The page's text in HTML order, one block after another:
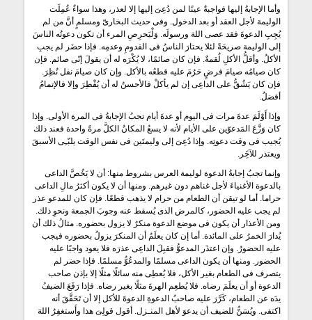
وأما الإجابةُ إليها فواجبةٌ عينًا لمن دُعِىَ إليها إلا لعذر، وهذا سواءٌ عُمِلَت
الوليمة لأجل العقد أو بعد الدخول. وفى حديث البخارىّ ومسلمٍ أنَّ من لم
يُجِبِ الدعوةَ فقد عصى اللهَ ورسولَه. وَلْيَحرِصِ المرء أن تكون دعوتُه الناسَ
إلى الوليمة صريحَةً لئلا يحتارَ الناسُ فى القدومِ وعدمِه. فإذا حضَر لم يجبِ
الأكلُ. وأقلُّ الأكلِ لُقمةٌ. فإن كان صائمًا، لا يُكْرَه له أن يقولَ إنّى صائم. فإن
كان صيامُه صيامَ فرضٍ حَرُمَ عليه قطعُه بالأكل. وإن كان صيامَ نفل نُظِرَ.
فإن كان يَشُقُّ على الداعِى إن لم يأكلْ فالأحسنُ له أن يُفْطِرَ وإلا فالإتمامُ
أفضلُ.
وإذا أَوْلَمَ عدةَ مرات فى اليوم أو عدةَ أيام تجبُ الإجابةُ فى المرة الأولى. وإذا
كان وَزَّعَ المَدعوّين على الأيام لأنه لا يسعُ المكانُ الكلَّ مرةً واحدة فعند ذلك
يُجيب فى وقت دعوتِه. وإذا دُعِىَ إلى وليمتَين فى نفس الوقت يلبّـِى الأسبقَ
ويعتذر للآخَِر.
وإنما تجبُ إجابةُ الدعوة لوليمة العرس بشروط منها: أن لا يَخُصَّ الداعى
بالدعوة الأغنياءَ لأجل غناهم دون غيرهم. ومنها أن لا يكون أكثرُ مالِ الداعى
حراما. أما لو تيقن أن الطعام من حرام لا يذهب قطعًا. فإن كان للمدعو عذر
لم يجب عليه الحضور، كالمرض الذى يُسقط عنه وجوبَ الجمعة ونحوِ ذلك.
ومن الأعذار أن يكون فى موضع الدعوة منكرٌ لا يزول بحضوره. مثالُ ذلك أن
يُدارَ الخمرُ على المائدة. أما إن كان يعلَمُ أن المنكرَ يزولُ بحضوره فيجب
عليه الحضورُ. وإن اعتذَر المدعوُّ فقبِلَ الداعِى عذرَه فلا يعود واجبًا عليه
الحضور. ومنها أن يكون الداعى مسلمًا والمدعُوُّ مسلمًا. فإذا حضر لم
يتصرف فى الطعام بغير الأكل، فلا يُعطِى منه سائلًا مثلًا إلا بإذن صاحب
الدعوة أو أن يعلَمَ رضاه. فلا يُطعِم الهرةَ مثلًا بغير رضاه. فإذا رَفَعَ الضيفُ
يدَه عن الطعام، كَرَّرَ عليه صاحبُ الدعوةِ الدعوةَ للأكل إلا أن تَحَقَّقَ أنه
اكتفى. ويُسَنُّ للضيف أن يدعوَ لأهل المنـزل. أقول قولِىَ هذا وأَستغفِرُ اللهَ